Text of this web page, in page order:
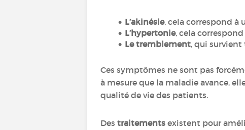
L’akinésie, cela correspond à
L’hypertonie, cela
Le tremblement, qui
Ces symptômes ne sont pas
à mesure que la maladie avance,
qualité de vie des patients.
Des traitements existent pour